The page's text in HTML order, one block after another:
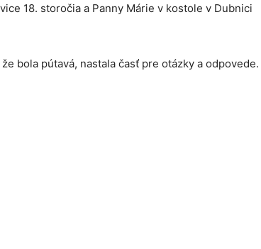
18. storočia a Panny Márie v kostole v Dubnici
bola pútavá, nastala časť pre otázky a odpovede.